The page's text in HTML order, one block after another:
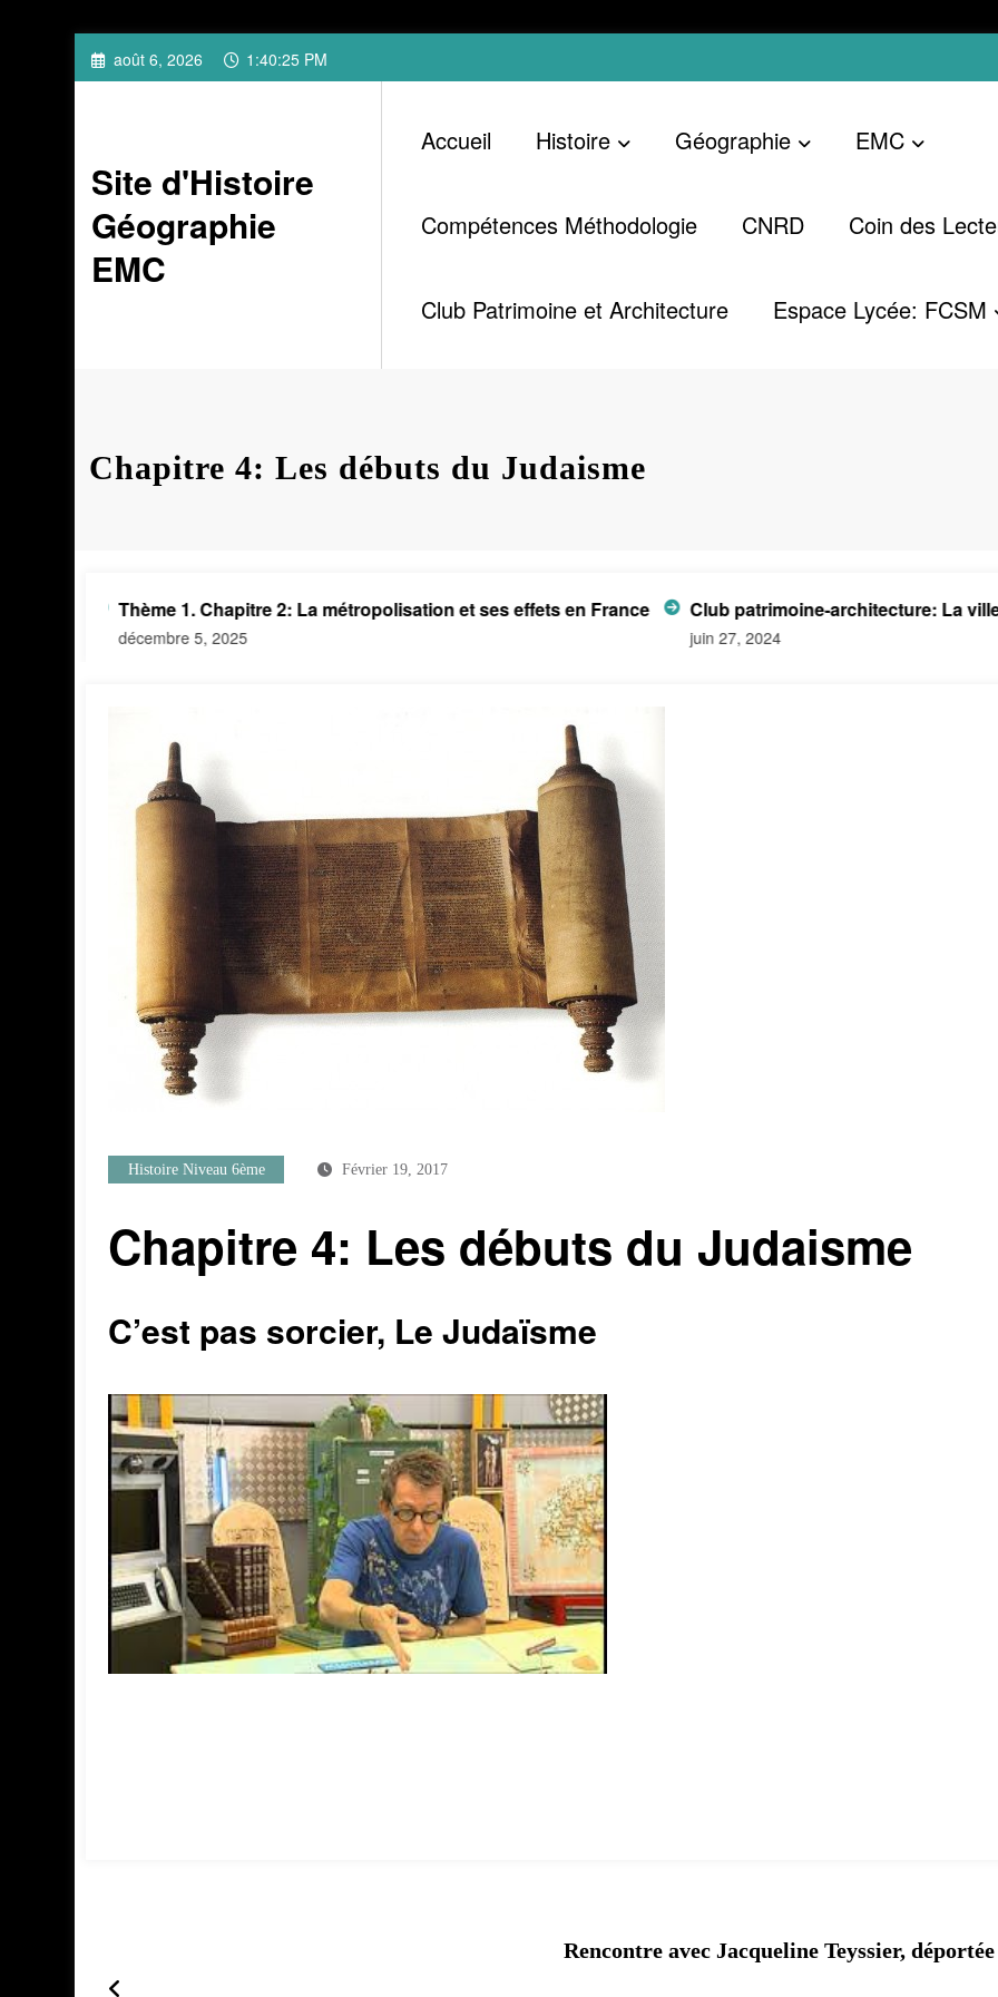
Aller
au
août 6, 2026 1:40:26 PM
Site d'Histoire
Géographie
EMC
Accueil Histoire Géographie EMC
Compétences Méthodologie CNRD Coin des
Club Patrimoine et Architecture Espace Lycée: FCSM
Chapitre 4: Les débuts du Judaisme
Thème 1. Chapitre 2: La métropolisation et ses effets en France
décembre 5, 2025
Club patrimoine-architecture: La ville de
juin 27, 2024
Histoire Niveau 6ème Février 19, 2017
Chapitre 4: Les débuts du Judaisme
C’est pas sorcier, Le Judaïsme
Rencontre avec Jacqueline